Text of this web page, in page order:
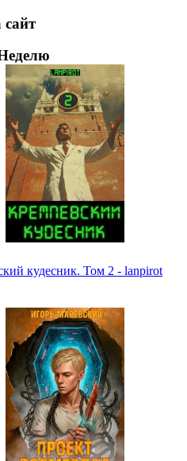
сайт
кудесник. Том 2 - lanpirot